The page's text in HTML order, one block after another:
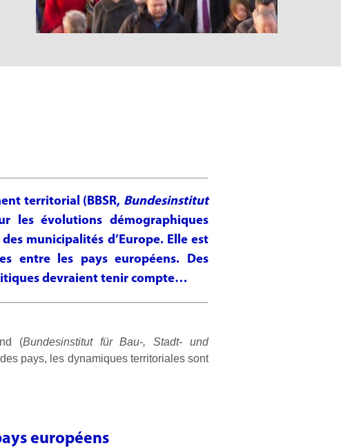
territorial (BBSR, Bundesinstitut
les évolutions démographiques
municipalités d’Europe. Elle est
entre les pays européens. Des
devraient tenir compte…
(Bundesinstitut für Bau-, Stadt- und
pays, les dynamiques territoriales sont
européens